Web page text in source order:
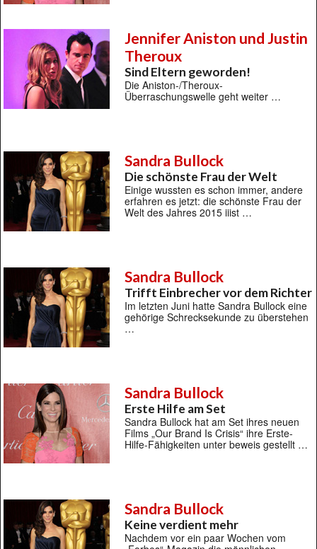
Jennifer Aniston und Justin
Theroux
Sind Eltern geworden!
Die Aniston-/Theroux-
Überraschungswelle geht weiter …
Sandra Bullock
Die schönste Frau der Welt
Einige wussten es schon immer, andere
erfahren es jetzt: die schönste Frau der
Welt des Jahres 2015 iiist …
Sandra Bullock
Trifft Einbrecher vor dem Richter
Im letzten Juni hatte Sandra Bullock eine
gehörige Schrecksekunde zu überstehen
…
Sandra Bullock
Erste Hilfe am Set
Sandra Bullock hat am Set ihres neuen
Films „Our Brand Is Crisis“ ihre Erste-
Hilfe-Fähigkeiten unter beweis gestellt …
Sandra Bullock
Keine verdient mehr
Nachdem vor ein paar Wochen vom